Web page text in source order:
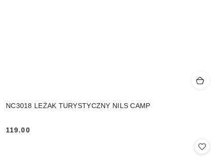
NC3018 LEŻAK TURYSTYCZNY NILS CAMP
Cena:
119.00